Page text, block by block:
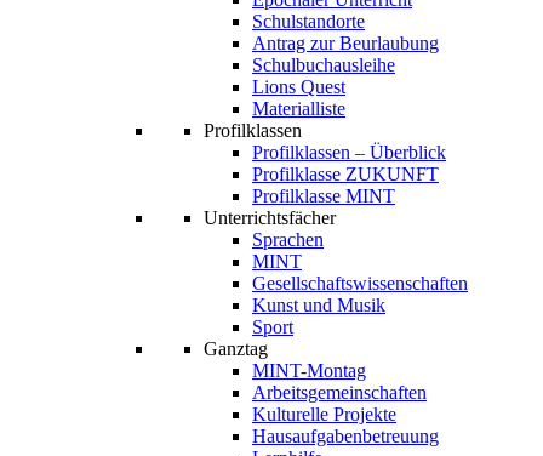
Schulstandorte
Antrag zur Beurlaubung
Schulbuchausleihe
Lions Quest
Materialliste
Profilklassen
Profilklassen – Überblick
Profilklasse ZUKUNFT
Profilklasse MINT
Unterrichtsfächer
Sprachen
MINT
Gesellschaftswissenschaften
Kunst und Musik
Sport
Ganztag
MINT-Montag
Arbeitsgemeinschaften
Kulturelle Projekte
Hausaufgabenbetreuung